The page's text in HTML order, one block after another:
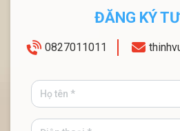
ĐĂNG KÝ
0827011011